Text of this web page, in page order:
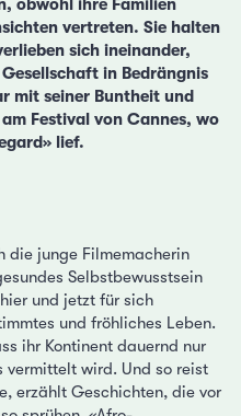
obwohl ihre Familien
vertreten. Sie halten
sich ineinander,
in Bedrängnis
mit seiner Buntheit und
Festival von Cannes, wo
lief.
die junge Filmemacherin
Selbstbewusstsein
und jetzt für sich
und fröhliches Leben.
ihr Kontinent dauernd nur
vermittelt wird. Und so reist
erzählt Geschichten, die vor